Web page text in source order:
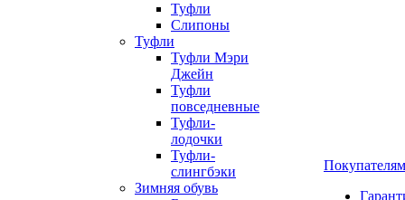
Туфли
Слипоны
Туфли
Туфли Мэри
Джейн
Туфли
повседневные
Туфли-
лодочки
Туфли-
слингбэки
Зимняя обувь
Покупателям